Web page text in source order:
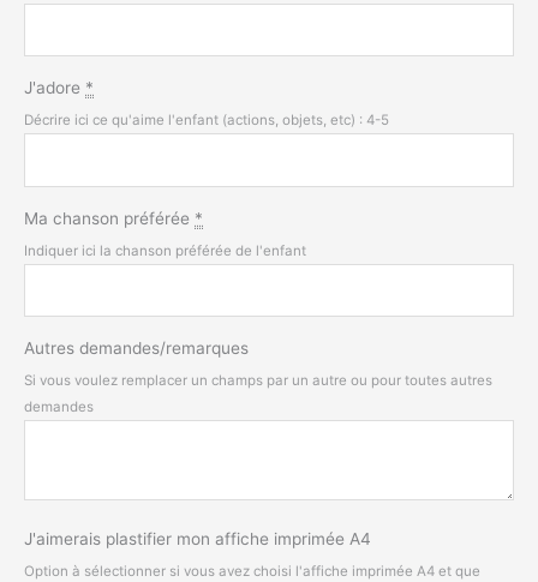
J'adore *
Décrire ici ce qu'aime l'enfant (actions, objets, etc) : 4-5
Ma chanson préférée *
Indiquer ici la chanson préférée de l'enfant
Autres demandes/remarques
Si vous voulez remplacer un champs par un autre ou pour toutes autres
demandes
J'aimerais plastifier mon affiche imprimée A4
Option à sélectionner si vous avez choisi l'affiche imprimée A4 et que